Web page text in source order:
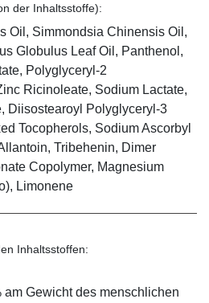
der Inhaltsstoffe):
Oil, Simmondsia Chinensis Oil,
Globulus Leaf Oil, Panthenol,
Polyglyceryl-2
Ricinoleate, Sodium Lactate,
Diisostearoyl Polyglyceryl-3
Tocopherols, Sodium Ascorbyl
Tribehenin, Dimer
Copolymer, Magnesium
Limonene
Inhaltsstoffen:
am Gewicht des menschlichen